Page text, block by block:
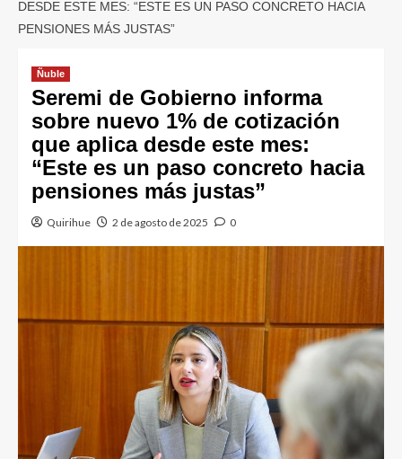
DESDE ESTE MES: “ESTE ES UN PASO CONCRETO HACIA
PENSIONES MÁS JUSTAS”
Ñuble
Seremi de Gobierno informa
sobre nuevo 1% de cotización
que aplica desde este mes:
“Este es un paso concreto hacia
pensiones más justas”
Quirihue 2 de agosto de 2025 0